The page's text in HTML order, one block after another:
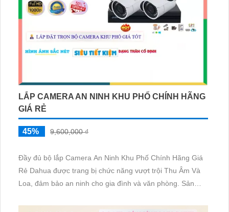
LẮP CAMERA AN NINH KHU PHỐ CHÍNH HÃNG
GIÁ RẺ
45% 9,600,000 ₫
Đầy đủ bộ lắp Camera An Ninh Khu Phố Chính Hãng Giá
Rẻ Dahua được trang bị chức năng vượt trội Thu Âm Và
Loa, đảm bảo an ninh cho gia đình và văn phòng. Sản